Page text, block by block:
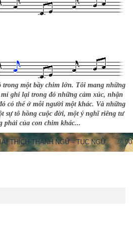
một bầy chim lớn. Tôi mang những
ghi lại trong đó những cảm xúc, nhận
có thể ở mỗi người một khác. Và những
sự tô hồng cuộc đời, một ý nghĩ riêng tư
phải của con chim khác...
THÍCH THÀNH NGỮ - TỤC NGỮ